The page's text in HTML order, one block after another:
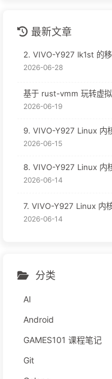
最新文章
2. VIVO-Y927 lk1st 的
2026-06-28
基于 rust-vmm 玩转虚
2026-06-19
9. VIVO-Y927 Linux 内
2026-06-15
8. VIVO-Y927 Linux 内
2026-06-14
7. VIVO-Y927 Linux 内
2026-06-14
分类
AI
Android
GAMES101 课程笔记
Git